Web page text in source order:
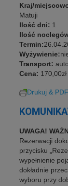
Kraj/
Matuji
Ilość dni: 1
Ilość
Termin:
Wyżywienie:
Transport:
Cena:
Drukuj & PDF
UWAGA!
Rezerwacji
przycisku
wypełnienie
dokładnie
wyboru przy